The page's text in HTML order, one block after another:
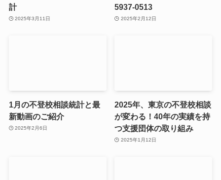
計
2025年3月11日
5937-0513
2025年2月12日
1月の不登校相談統計と最
新動画のご紹介
2025年2月6日
2025年、東京の不登校相談
が変わる！40年の実績を持
つ支援団体の取り組み
2025年1月12日